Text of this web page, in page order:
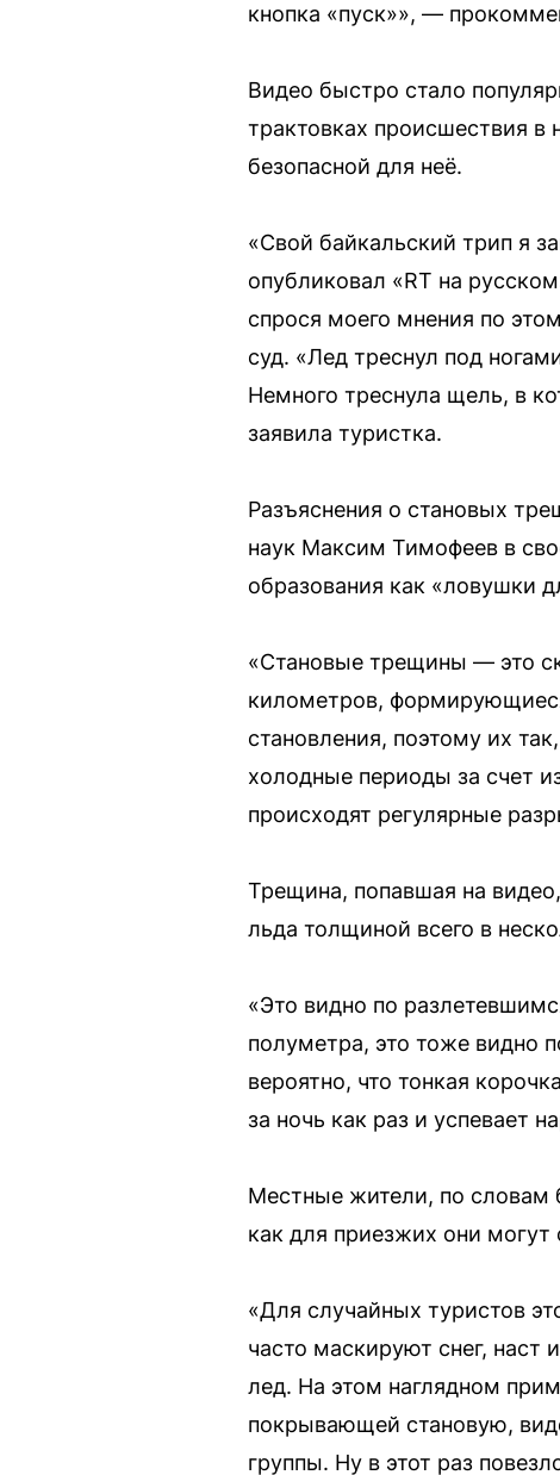
кнопка «пуск»», —
Видео быстро стало
трактовках происшествия в
безопасной для неё.
«Свой байкальский трип я
опубликовал «RT на
спрося моего мнения по
суд. «Лед треснул под
Немного треснула щель, в
заявила туристка.
Разъяснения о становых
наук Максим Тимофеев в
образования как «ловушки
«Становые трещины — это
километров,
становления, поэтому их
холодные периоды за счет
происходят регулярные
Трещина, попавшая на
льда толщиной всего в
«Это видно по
полуметра, это тоже видно
вероятно, что тонкая
за ночь как раз и успевает
Местные жители, по словам
как для приезжих они могут
«Для случайных туристов
часто маскируют снег, наст
лед. На этом наглядном
покрывающей становую,
группы. Ну в этот раз